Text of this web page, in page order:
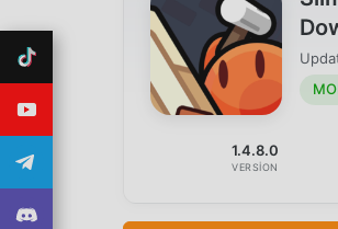
1.4.8.0
VERSION